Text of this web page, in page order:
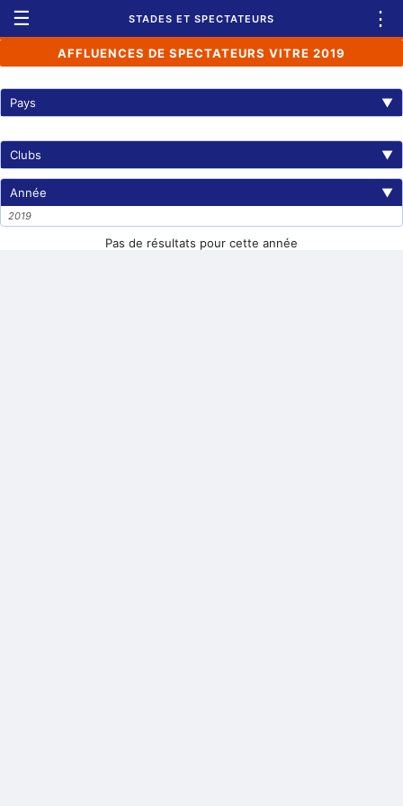
☰ STADES ET SPECTATEURS ⋮
AFFLUENCES DE SPECTATEURS VITRE 2019
Pays ▼
Clubs ▼
Année ▼
2019
Pas de résultats pour cette année